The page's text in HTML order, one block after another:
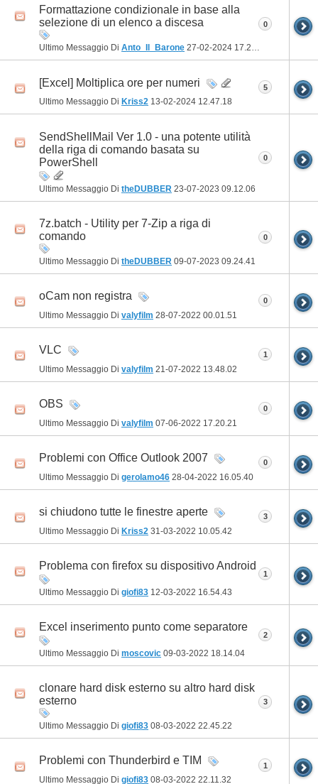
Formattazione condizionale in base alla
selezione di un elenco a discesa
Ultimo Messaggio Di Anto_Il_Barone 27-02-2024 17.24.04
0
[Excel] Moltiplica ore per numeri
Ultimo Messaggio Di Kriss2 13-02-2024 12.47.18
5
SendShellMail Ver 1.0 - una potente utilità
della riga di comando basata su
PowerShell
Ultimo Messaggio Di theDUBBER 23-07-2023 09.12.06
0
7z.batch - Utility per 7-Zip a riga di
comando
Ultimo Messaggio Di theDUBBER 09-07-2023 09.24.41
0
oCam non registra
Ultimo Messaggio Di valyfilm 28-07-2022 00.01.51
0
VLC
Ultimo Messaggio Di valyfilm 21-07-2022 13.48.02
1
OBS
Ultimo Messaggio Di valyfilm 07-06-2022 17.20.21
0
Problemi con Office Outlook 2007
Ultimo Messaggio Di gerolamo46 28-04-2022 16.05.40
0
si chiudono tutte le finestre aperte
Ultimo Messaggio Di Kriss2 31-03-2022 10.05.42
3
Problema con firefox su dispositivo Android
Ultimo Messaggio Di giofi83 12-03-2022 16.54.43
1
Excel inserimento punto come separatore
Ultimo Messaggio Di moscovic 09-03-2022 18.14.04
2
clonare hard disk esterno su altro hard disk
esterno
Ultimo Messaggio Di giofi83 08-03-2022 22.45.22
3
Problemi con Thunderbird e TIM
Ultimo Messaggio Di giofi83 08-03-2022 22.11.32
1